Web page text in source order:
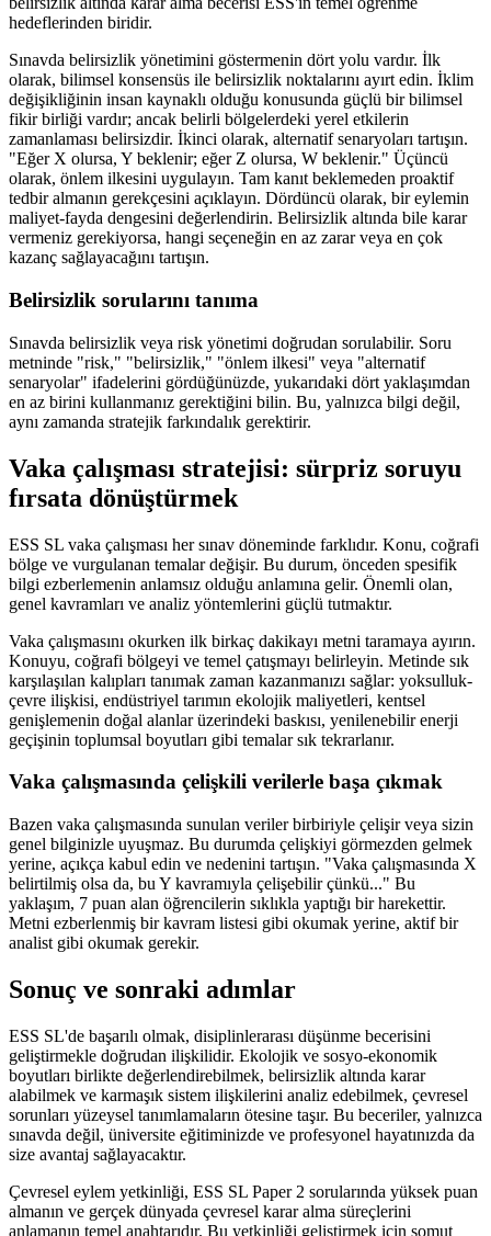
hedeflerinden biridir.
Sınavda belirsizlik yönetimini göstermenin dört yolu vardır. İlk
olarak, bilimsel konsensüs ile belirsizlik noktalarını ayırt edin. İklim
değişikliğinin insan kaynaklı olduğu konusunda güçlü bir bilimsel
fikir birliği vardır; ancak belirli bölgelerdeki yerel etkilerin
zamanlaması belirsizdir. İkinci olarak, alternatif senaryoları tartışın.
"Eğer X olursa, Y beklenir; eğer Z olursa, W beklenir." Üçüncü
olarak, önlem ilkesini uygulayın. Tam kanıt beklemeden proaktif
tedbir almanın gerekçesini açıklayın. Dördüncü olarak, bir eylemin
maliyet-fayda dengesini değerlendirin. Belirsizlik altında bile karar
vermeniz gerekiyorsa, hangi seçeneğin en az zarar veya en çok
kazanç sağlayacağını tartışın.
Belirsizlik sorularını tanıma
Sınavda belirsizlik veya risk yönetimi doğrudan sorulabilir. Soru
metninde "risk," "belirsizlik," "önlem ilkesi" veya "alternatif
senaryolar" ifadelerini gördüğünüzde, yukarıdaki dört yaklaşımdan
en az birini kullanmanız gerektiğini bilin. Bu, yalnızca bilgi değil,
aynı zamanda stratejik farkındalık gerektirir.
Vaka çalışması stratejisi: sürpriz soruyu
fırsata dönüştürmek
ESS SL vaka çalışması her sınav döneminde farklıdır. Konu, coğrafi
bölge ve vurgulanan temalar değişir. Bu durum, önceden spesifik
bilgi ezberlemenin anlamsız olduğu anlamına gelir. Önemli olan,
genel kavramları ve analiz yöntemlerini güçlü tutmaktır.
Vaka çalışmasını okurken ilk birkaç dakikayı metni taramaya ayırın.
Konuyu, coğrafi bölgeyi ve temel çatışmayı belirleyin. Metinde sık
karşılaşılan kalıpları tanımak zaman kazanmanızı sağlar: yoksulluk-
çevre ilişkisi, endüstriyel tarımın ekolojik maliyetleri, kentsel
genişlemenin doğal alanlar üzerindeki baskısı, yenilenebilir enerji
geçişinin toplumsal boyutları gibi temalar sık tekrarlanır.
Vaka çalışmasında çelişkili verilerle başa çıkmak
Bazen vaka çalışmasında sunulan veriler birbiriyle çelişir veya sizin
genel bilginizle uyuşmaz. Bu durumda çelişkiyi görmezden gelmek
yerine, açıkça kabul edin ve nedenini tartışın. "Vaka çalışmasında X
belirtilmiş olsa da, bu Y kavramıyla çelişebilir çünkü..." Bu
yaklaşım, 7 puan alan öğrencilerin sıklıkla yaptığı bir harekettir.
Metni ezberlenmiş bir kavram listesi gibi okumak yerine, aktif bir
analist gibi okumak gerekir.
Sonuç ve sonraki adımlar
ESS SL'de başarılı olmak, disiplinlerarası düşünme becerisini
geliştirmekle doğrudan ilişkilidir. Ekolojik ve sosyo-ekonomik
boyutları birlikte değerlendirebilmek, belirsizlik altında karar
alabilmek ve karmaşık sistem ilişkilerini analiz edebilmek, çevresel
sorunları yüzeysel tanımlamaların ötesine taşır. Bu beceriler, yalnızca
sınavda değil, üniversite eğitiminizde ve profesyonel hayatınızda da
size avantaj sağlayacaktır.
Çevresel eylem yetkinliği, ESS SL Paper 2 sorularında yüksek puan
almanın ve gerçek dünyada çevresel karar alma süreçlerini
anlamanın temel anahtarıdır. Bu yetkinliği geliştirmek için somut